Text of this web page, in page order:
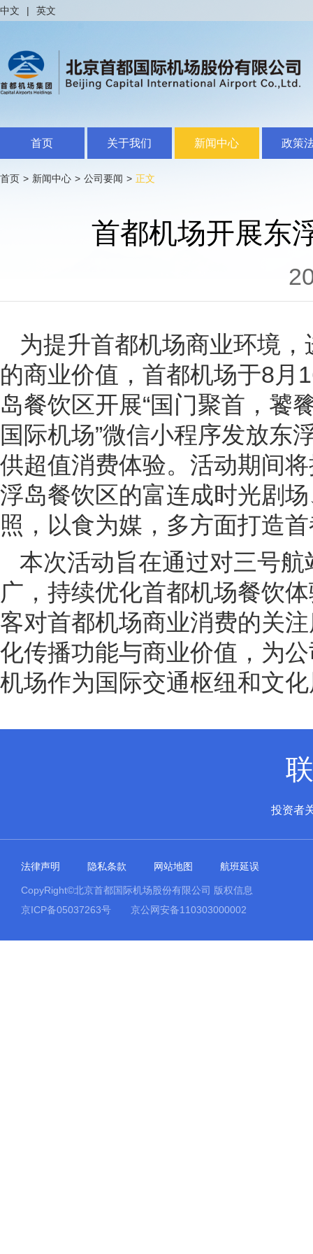
中文 | 英文
首页 关于我们 新闻中心 政策
首页 > 新闻中心 > 公司要闻 > 正文
首都机场开展东
为提升首都机场商业环境
的商业价值，首都机场于8月
岛餐饮区开展“国门聚首，饕
国际机场”微信小程序发放东
供超值消费体验。活动期间
浮岛餐饮区的富连成时光剧
照，以食为媒，多方面打造
本次活动旨在通过对三号
广，持续优化首都机场餐饮
客对首都机场商业消费的关
化传播功能与商业价值，为
机场作为国际交通枢纽和文
投资者
法律声明 隐私条款 网站地图 航班延误
CopyRight©北京首都国际机场股份有限公司 版权信息
京ICP备05037263号
京公网安备110303000002